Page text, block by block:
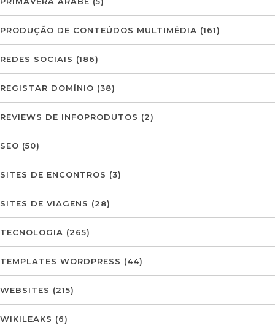
PRODUÇÃO DE CONTEÚDOS MULTIMÉDIA (161)
REDES SOCIAIS (186)
REGISTAR DOMÍNIO (38)
REVIEWS DE INFOPRODUTOS (2)
SEO (50)
SITES DE ENCONTROS (3)
SITES DE VIAGENS (28)
TECNOLOGIA (265)
TEMPLATES WORDPRESS (44)
WEBSITES (215)
WIKILEAKS (6)